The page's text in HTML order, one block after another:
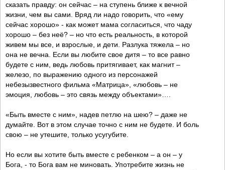
сказать правду: он сейчас – на ступень ближе к вечной
жизни, чем вы сами. Вряд ли надо говорить, что «ему
сейчас хорошо» - как может мама согласиться, что чаду
хорошо – без неё? – но что есть реальность, в которой
живем мы все, и взрослые, и дети. Разлука тяжела – но
она не вечна. Если вы любите свое дитя – то все равно
будете с ним, ведь любовь притягивает, как магнит –
железо, по выражению одного из персонажей
небезызвестного фильма «Матрица», «любовь – не
эмоция, любовь – это связь между объектами»….
«Быть вместе с ним», надев петлю на шею? – даже не
думайте. Вот в этом случае точно с ним не будете. И боль
свою – не утешите, только усугубите.
Но если вы хотите быть вместе с ребенком – а он – у
Бога, - то Бога вам не миновать. Употребите жизнь не